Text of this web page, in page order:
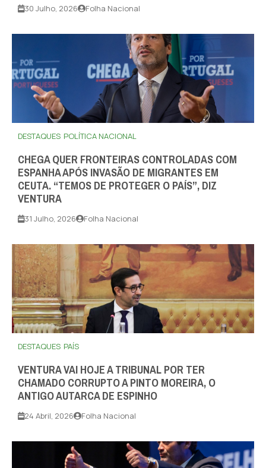
30 Julho, 2026 Folha Nacional
DESTAQUES POLÍTICA NACIONAL
CHEGA QUER FRONTEIRAS CONTROLADAS COM
ESPANHA APÓS INVASÃO DE MIGRANTES EM
CEUTA. “TEMOS DE PROTEGER O PAÍS”, DIZ
VENTURA
31 Julho, 2026 Folha Nacional
DESTAQUES PAÍS
VENTURA VAI HOJE A TRIBUNAL POR TER
CHAMADO CORRUPTO A PINTO MOREIRA, O
ANTIGO AUTARCA DE ESPINHO
24 Abril, 2026 Folha Nacional